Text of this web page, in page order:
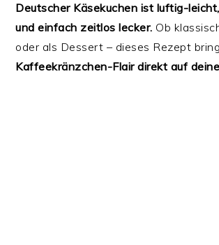
Deutscher Käsekuchen ist luftig-
und einfach zeitlos lecker. Ob
oder als Dessert – dieses Rezept
Kaffeekränzchen-Flair direkt auf